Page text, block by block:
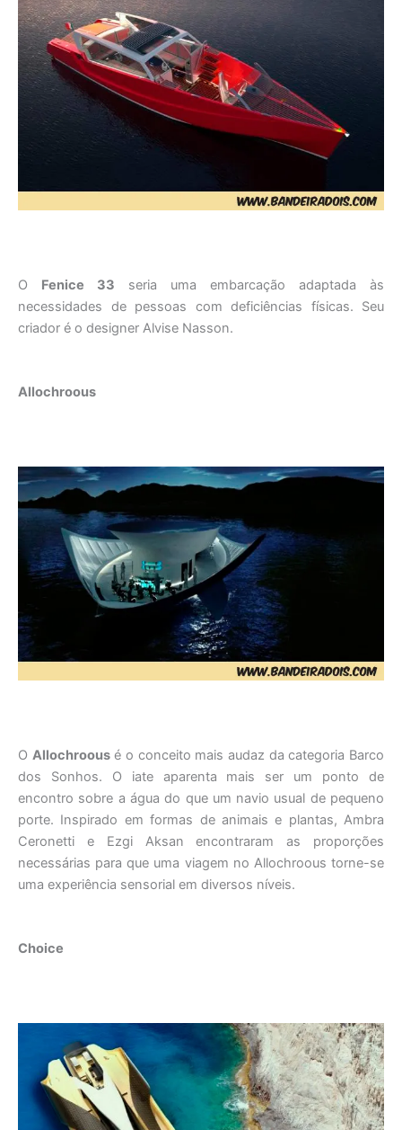
O Fenice 33 seria uma embarcação adaptada às
necessidades de pessoas com deficiências físicas. Seu
criador é o designer Alvise Nasson.
Allochroous
O Allochroousé o conceito mais audaz da categoria Barco
dos Sonhos. O iate aparenta mais ser um ponto de
encontro sobre a água do que um navio usual de pequeno
porte. Inspirado em formas de animais e plantas, Ambra
Ceronetti e Ezgi Aksan encontraram as proporções
necessárias para que uma viagem no Allochroous torne-se
uma experiência sensorial em diversos níveis.
Choice